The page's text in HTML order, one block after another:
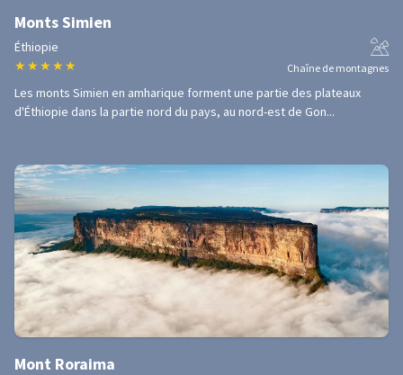
Monts Simien
Éthiopie
★ ★ ★ ★ ★ Chaîne de montagnes
Les monts Simien en amharique forment une partie des plateaux
d'Éthiopie dans la partie nord du pays, au nord-est de Gon...
Mont Roraima